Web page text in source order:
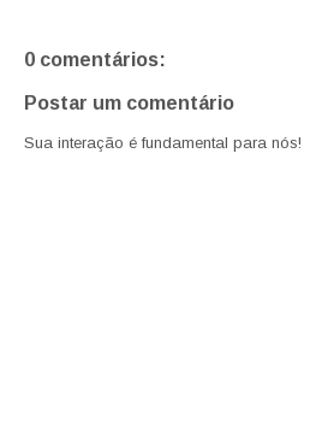
0 comentários:
Postar um comentário
Sua interação é fundamental para nós!